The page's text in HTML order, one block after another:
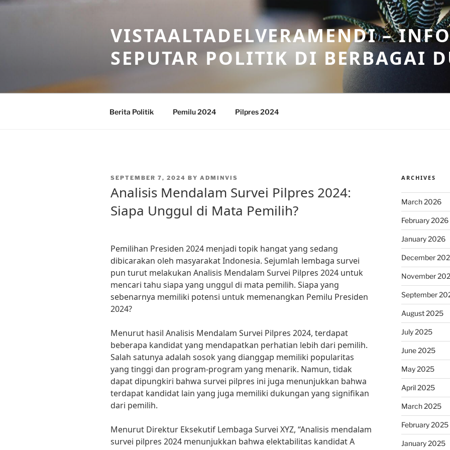
Skip
VISTAALTADELVERAMENDI –
SEPUTAR POLITIK DI BERBAGAI
Berita Politik Pemilu 2024 Pilpres 2024
POSTED
SEPTEMBER 7, 2024 BY ADMINVIS
Analisis Mendalam Survei Pilpres 2024:
Siapa Unggul di Mata Pemilih?
Pemilihan Presiden 2024 menjadi topik hangat yang sedang
dibicarakan oleh masyarakat Indonesia. Sejumlah lembaga survei
pun turut melakukan Analisis Mendalam Survei Pilpres 2024 untuk
mencari tahu siapa yang unggul di mata pemilih. Siapa yang
sebenarnya memiliki potensi untuk memenangkan Pemilu Presiden
2024?
Menurut hasil Analisis Mendalam Survei Pilpres 2024, terdapat
beberapa kandidat yang mendapatkan perhatian lebih dari pemilih.
Salah satunya adalah sosok yang dianggap memiliki popularitas
yang tinggi dan program-program yang menarik. Namun, tidak
dapat dipungkiri bahwa survei pilpres ini juga menunjukkan bahwa
terdapat kandidat lain yang juga memiliki dukungan yang signifikan
dari pemilih.
Menurut Direktur Eksekutif Lembaga Survei XYZ, “Analisis mendalam
survei pilpres 2024 menunjukkan bahwa elektabilitas kandidat A
ARCHIVES
March 2026
February 2026
January 2026
December
November
September
August 2025
July 2025
June 2025
May 2025
April 2025
March 2025
February 2025
January 2025